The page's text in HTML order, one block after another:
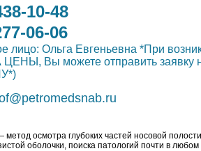
10-48
06-06
лицо: Ольга Евгеньевна *При
Вы можете отправить
метод осмотра глубоких частей носовой
оболочки, поиска патологий почти в